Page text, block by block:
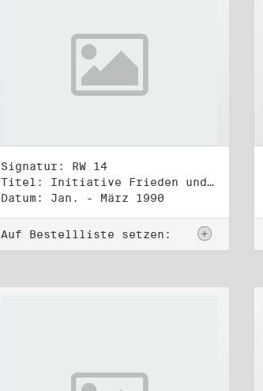
Signatur: RW 14
Titel: Initiative Frieden und Menschenrechte, Volkskammerwahl 18.3.1990
Datum: Jan. - März 1990
Auf Bestellliste setzen: